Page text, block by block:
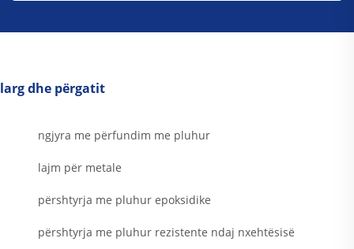
larg dhe përgatit
ngjyra me përfundim me pluhur
lajm për metale
përshtyrja me pluhur epoksidike
përshtyrja me pluhur rezistente ndaj nxehtësisë